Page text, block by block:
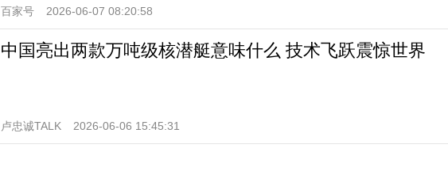
百家号 2026-06-07 08:20:58
中国亮出两款万吨级核潜艇意味什么 技术飞跃震惊世界
卢忠诚TALK 2026-06-06 15:45:31